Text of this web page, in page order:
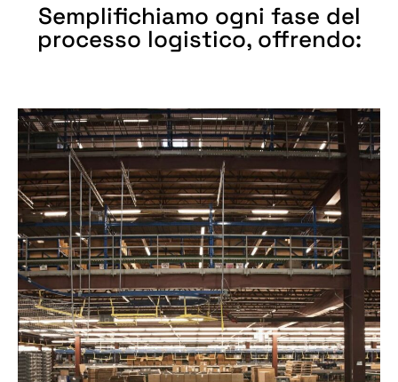
Semplifichiamo ogni fase del
processo logistico, offrendo: